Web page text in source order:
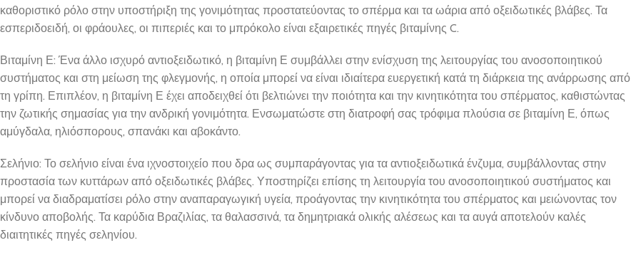
καθοριστικό ρόλο στην υποστήριξη της γονιμότητας προστατεύοντας το σπέρμα και τα ωάρια από οξειδωτικές βλάβες. Τα
εσπεριδοειδή, οι φράουλες, οι πιπεριές και το μπρόκολο είναι εξαιρετικές πηγές βιταμίνης C.
Βιταμίνη Ε: Ένα άλλο ισχυρό αντιοξειδωτικό, η βιταμίνη Ε συμβάλλει στην ενίσχυση της λειτουργίας του ανοσοποιητικού
συστήματος και στη μείωση της φλεγμονής, η οποία μπορεί να είναι ιδιαίτερα ευεργετική κατά τη διάρκεια της ανάρρωσης από
τη γρίπη. Επιπλέον, η βιταμίνη Ε έχει αποδειχθεί ότι βελτιώνει την ποιότητα και την κινητικότητα του σπέρματος, καθιστώντας
την ζωτικής σημασίας για την ανδρική γονιμότητα. Ενσωματώστε στη διατροφή σας τρόφιμα πλούσια σε βιταμίνη Ε, όπως
αμύγδαλα, ηλιόσπορους, σπανάκι και αβοκάντο.
Σελήνιο: Το σελήνιο είναι ένα ιχνοστοιχείο που δρα ως συμπαράγοντας για τα αντιοξειδωτικά ένζυμα, συμβάλλοντας στην
προστασία των κυττάρων από οξειδωτικές βλάβες. Υποστηρίζει επίσης τη λειτουργία του ανοσοποιητικού συστήματος και
μπορεί να διαδραματίσει ρόλο στην αναπαραγωγική υγεία, προάγοντας την κινητικότητα του σπέρματος και μειώνοντας τον
κίνδυνο αποβολής. Τα καρύδια Βραζιλίας, τα θαλασσινά, τα δημητριακά ολικής αλέσεως και τα αυγά αποτελούν καλές
διαιτητικές πηγές σεληνίου.